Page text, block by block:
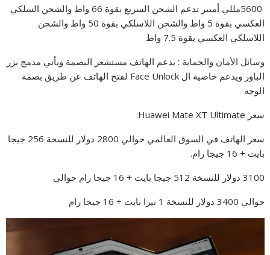
5600مللي أمبير تدعم الشحن السريع بقوة 66 واط والشحن السلكي
العكسي بقوة 5 واط والشحن اللاسلكي بقوة 50 واط والشحن
اللاسلكي العكسي بقوة 7.5 واط
وسائل الأمان والحماية : يدعم الهاتف مستشعر البصمة ويأتي مدمج بزر
الباور ويدعم خاصية ال Face Unlock لفتح الهاتف عن طريق بصمة
الوجه
سعر Huawei Mate XT Ultimate:
سعر الهاتف في السوق العالمي حوالي 2800 دولار للنسخة 256 جيجا
بايت + 16 جيجا رام.
3100 دولار للنسخة 512 جيجا بايت + 16 جيجا رام حوالي
حوالي 3400 دولار للنسخة 1 تيرا بايت + 16 جيجا رام